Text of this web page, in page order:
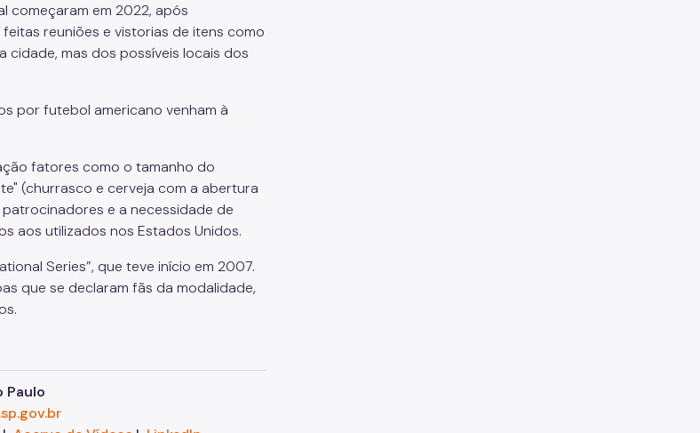
começaram em 2022, após
reuniões e vistorias de itens como
cidade, mas dos possíveis locais dos
por futebol americano venham à
fatores como o tamanho do
" (churrasco e cerveja com a abertura
e a necessidade de
aos utilizados nos Estados Unidos.
Series”, que teve início em 2007.
que se declaram fãs da modalidade,
Paulo